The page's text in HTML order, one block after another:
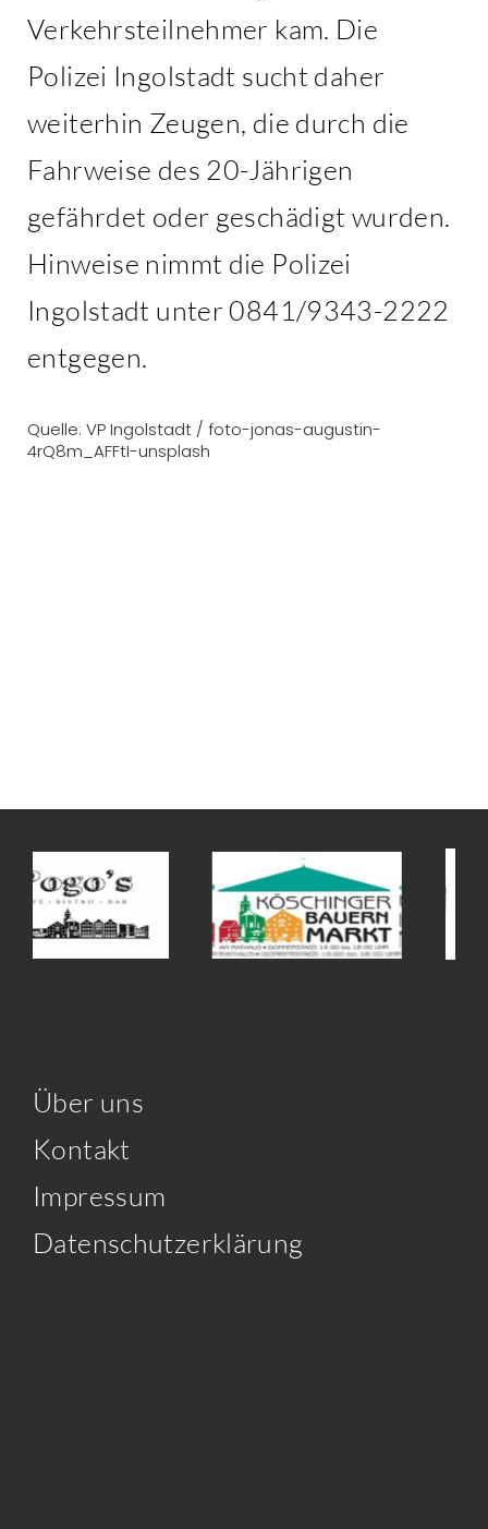
Verkehrsteilnehmer kam. Die
Polizei Ingolstadt sucht daher
weiterhin Zeugen, die durch die
Fahrweise des 20-Jährigen
gefährdet oder geschädigt wurden.
Hinweise nimmt die Polizei
Ingolstadt unter 0841/9343-2222
entgegen.
Quelle: VP Ingolstadt / foto-jonas-augustin-
4rQ8m_AFFtI-unsplash
Über uns
Kontakt
Impressum
Datenschutzerklärung